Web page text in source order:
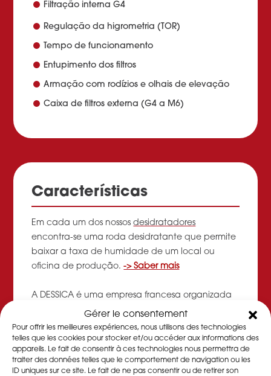
Gérer le consentement
Pour offrir les meilleures expériences, nous utilisons des technologies
telles que les cookies pour stocker et/ou accéder aux informations des
appareils. Le fait de consentir à ces technologies nous permettra de
traiter des données telles que le comportement de navigation ou les
ID uniques sur ce site. Le fait de ne pas consentir ou de retirer son
Filtração interna G4
Regulação da higrometria (TOR)
Tempo de funcionamento
Entupimento dos filtros
Armação com rodízios e olhais de elevação
Caixa de filtros externa (G4 a M6)
Características
Em cada um dos nossosdesidratadores
encontra-se uma roda desidratante que permite
baixar a taxa de humidade de um local ou
oficina de produção.-> Saber mais
A DESSICA é uma empresa francesa organizada
em SCOP que propõe a venda, aluguer e
manutenção de desidratadores,
desumidificadores de ar e rodas dessecantes.->
Saber mais